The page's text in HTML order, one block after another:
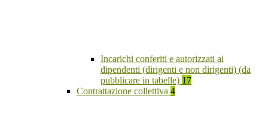
Incarichi conferiti e autorizzati ai
dipendenti (dirigenti e non dirigenti) (da
pubblicare in tabelle) 17
Contrattazione collettiva 4